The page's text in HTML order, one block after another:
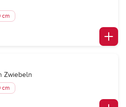
cm
Zwiebeln
cm